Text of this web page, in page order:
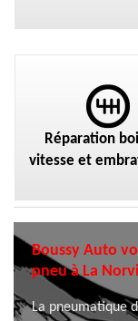
Réparation
vitesse et
Boussy Auto
pneu à La
La pneumatique